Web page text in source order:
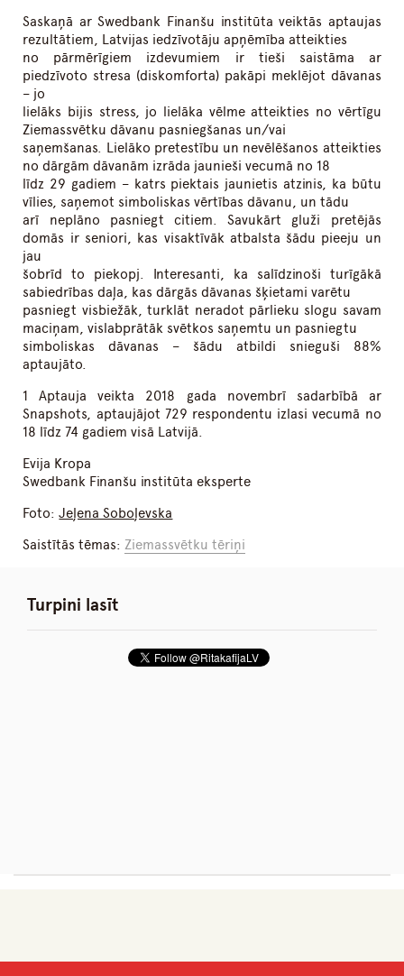
Saskaņā ar Swedbank Finanšu institūta veiktās aptaujas
rezultātiem, Latvijas iedzīvotāju apņēmība atteikties
no pārmērīgiem izdevumiem ir tieši saistāma ar
piedzīvoto stresa (diskomforta) pakāpi meklējot dāvanas
– jo
lielāks bijis stress, jo lielāka vēlme atteikties no vērtīgu
Ziemassvētku dāvanu pasniegšanas un/vai
saņemšanas. Lielāko pretestību un nevēlēšanos atteikties
no dārgām dāvanām izrāda jaunieši vecumā no 18
līdz 29 gadiem – katrs piektais jaunietis atzinis, ka būtu
vīlies, saņemot simboliskas vērtības dāvanu, un tādu
arī neplāno pasniegt citiem. Savukārt gluži pretējās
domās ir seniori, kas visaktīvāk atbalsta šādu pieeju un
jau
šobrīd to piekopj. Interesanti, ka salīdzinoši turīgākā
sabiedrības daļa, kas dārgās dāvanas šķietami varētu
pasniegt visbiežāk, turklāt neradot pārlieku slogu savam
maciņam, vislabprātāk svētkos saņemtu un pasniegtu
simboliskas dāvanas – šādu atbildi snieguši 88%
aptaujāto.
1 Aptauja veikta 2018 gada novembrī sadarbībā ar
Snapshots, aptaujājot 729 respondentu izlasi vecumā no
18 līdz 74 gadiem visā Latvijā.
Evija Kropa
Swedbank Finanšu institūta eksperte
Foto:Jeļena Soboļevska
Saistītās tēmas:Ziemassvētku tēriņi
Turpini lasīt